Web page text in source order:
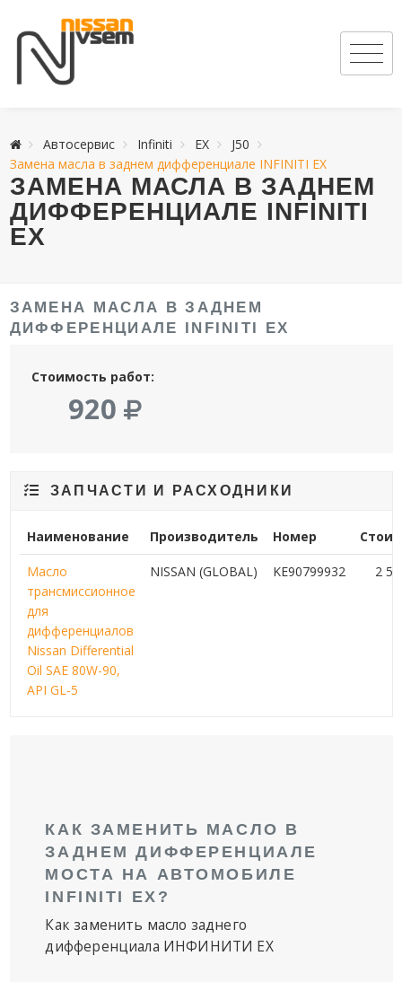
Автосервис Infiniti EX
J50
Замена масла в заднем дифференциале INFINITI EX
ЗАМЕНА МАСЛА В ЗАДНЕМ
ДИФФЕРЕНЦИАЛЕ INFINITI
EX
ЗАМЕНА МАСЛА В ЗАДНЕМ
ДИФФЕРЕНЦИАЛЕ INFINITI EX
Стоимость работ:
920
ЗАПЧАСТИ И РАСХОДНИКИ
Наименование Производитель Номер
Масло
трансмиссионное
для
дифференциалов
Nissan Differential
Oil SAE 80W-90,
API GL-5
NISSAN (GLOBAL) KE90799932 2
КАК ЗАМЕНИТЬ МАСЛО В
ЗАДНЕМ ДИФФЕРЕНЦИАЛЕ
МОСТА НА АВТОМОБИЛЕ
INFINITI EX?
Как заменить масло заднего
дифференциала ИНФИНИТИ EX